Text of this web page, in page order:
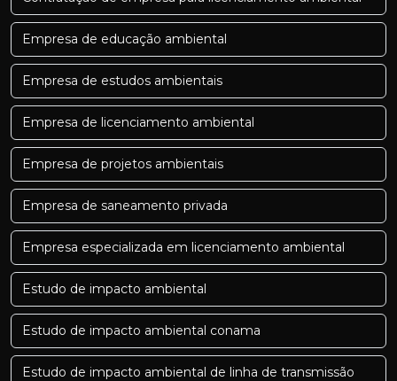
Empresa de educação ambiental
Empresa de estudos ambientais
Empresa de licenciamento ambiental
Empresa de projetos ambientais
Empresa de saneamento privada
Empresa especializada em licenciamento ambiental
Estudo de impacto ambiental
Estudo de impacto ambiental conama
Estudo de impacto ambiental de linha de transmissão